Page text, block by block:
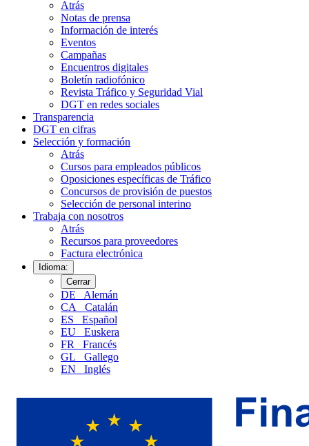
Atrás
Notas de prensa
Información de interés
Eventos
Campañas
Encuentros digitales
Boletín radiofónico
Revista Tráfico y Seguridad Vial
DGT en redes sociales
Transparencia
DGT en cifras
Selección y formación
Atrás
Cursos para empleados públicos
Oposiciones específicas de Tráfico
Concursos de provisión de puestos
Selección de personal interino
Trabaja con nosotros
Atrás
Recursos para proveedores
Factura electrónica
Idioma:
Cerrar
DE
Alemán
CA
Catalán
ES
Español
EU
Euskera
FR
Francés
GL
Gallego
EN
Inglés